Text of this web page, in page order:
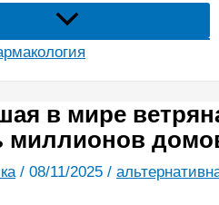
в мире
миллионов
/ 08/11/2025 /